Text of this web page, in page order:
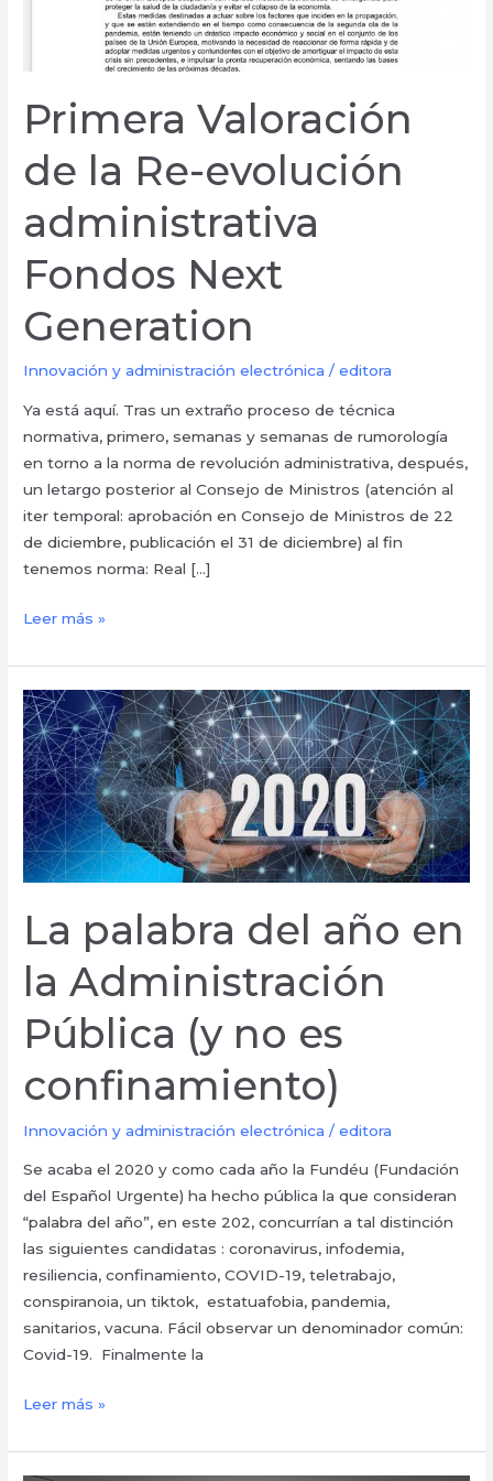
Primera Valoración
de la Re-evolución
administrativa
Fondos Next
Generation
Innovación y administración electrónica /editora
Ya está aquí. Tras un extraño proceso de técnica
normativa, primero, semanas y semanas de rumorología
en torno a la norma de revolución administrativa, después,
un letargo posterior al Consejo de Ministros (atención al
iter temporal: aprobación en Consejo de Ministros de 22
de diciembre, publicación el 31 de diciembre) al fin
tenemos norma: Real […]
Generation
Leer más »
La palabra del año en
la Administración
Pública (y no es
confinamiento)
Innovación y administración electrónica /editora
Se acaba el 2020 y como cada año la Fundéu (Fundación
del Español Urgente) ha hecho pública la que consideran
“palabra del año”, en este 202, concurrían a tal distinción
las siguientes candidatas : coronavirus, infodemia,
resiliencia, confinamiento, COVID-19, teletrabajo,
conspiranoia, un tiktok, estatuafobia, pandemia,
sanitarios, vacuna. Fácil observar un denominador común:
Covid-19. Finalmente la
La
palabra
del
año
en
la
Administración
Pública
(y
no
es
confinamiento)
Leer más »